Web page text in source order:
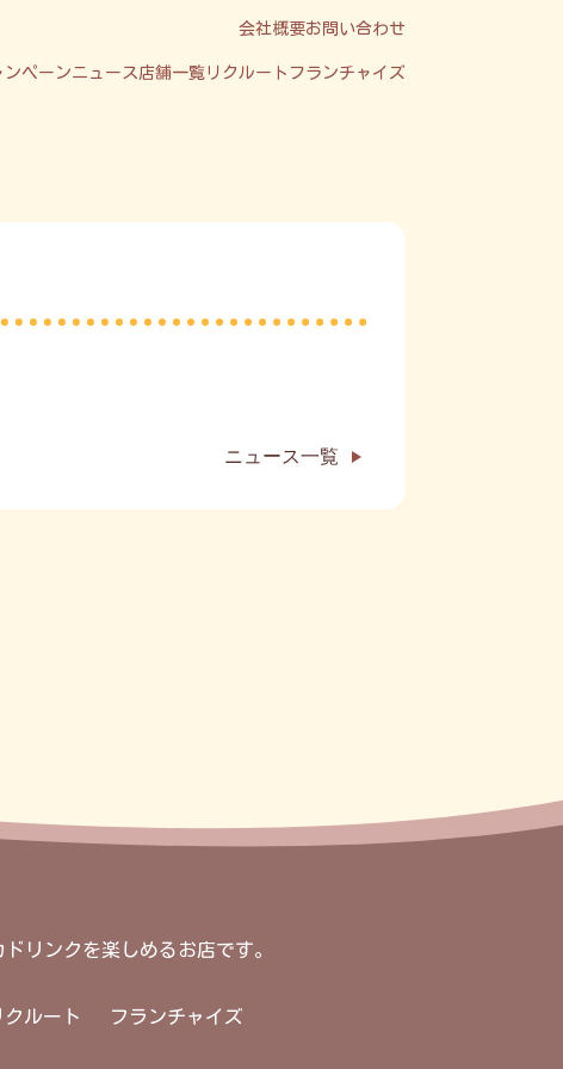
会社概要お問い合わせ
ンペーンニュース店舗一覧リクルート フランチャイズ
ニュース一覧
リンクを楽しめるお店です。
クルート フランチャイズ